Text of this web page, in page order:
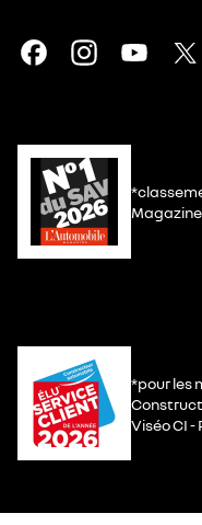
Magazine
*pour les
Viséo CI -